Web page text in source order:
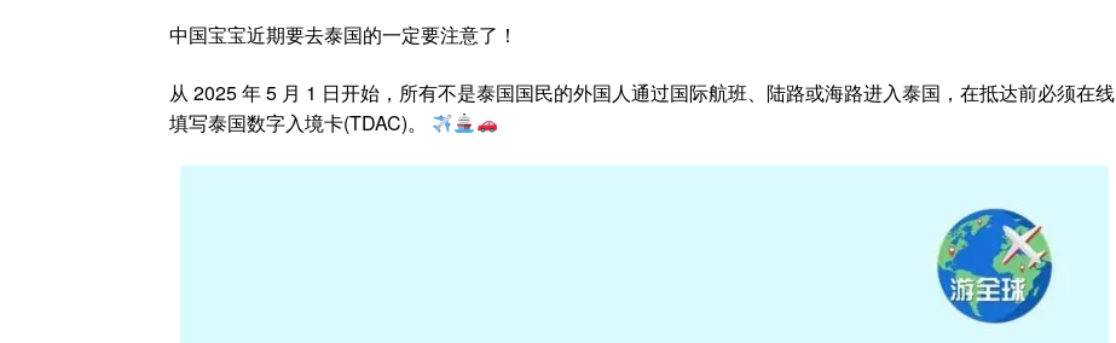
中国宝宝近期要去泰国的一定要注意了！
从 2025 年 5 月 1 日开始，所有不是泰国国民的外国人通过国际航班、陆路或海路进入泰国，在抵达前必须在线
填写泰国数字入境卡(TDAC)。